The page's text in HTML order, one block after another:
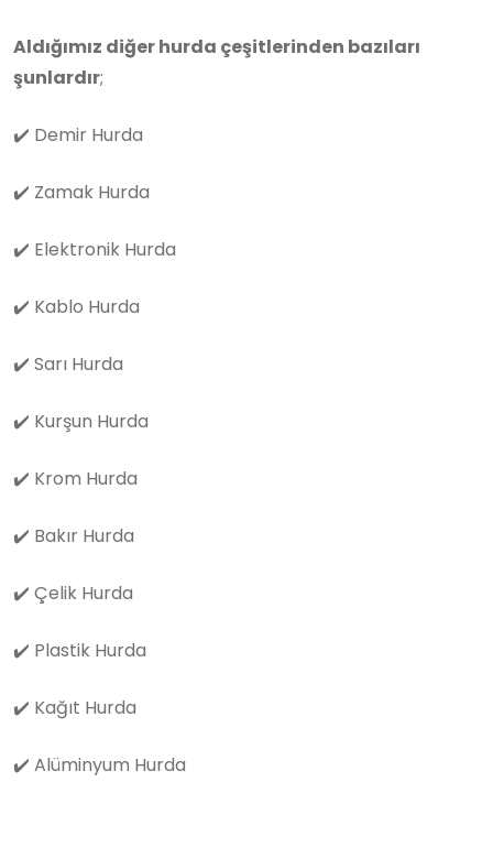
Aldığımız diğer hurda çeşitlerinden bazıları
şunlardır;
✔️ Demir Hurda
✔️ Zamak Hurda
✔️ Elektronik Hurda
✔️ Kablo Hurda
✔️ Sarı Hurda
✔️ Kurşun Hurda
✔️ Krom Hurda
✔️ Bakır Hurda
✔️ Çelik Hurda
✔️ Plastik Hurda
✔️ Kağıt Hurda
✔️ Alüminyum Hurda